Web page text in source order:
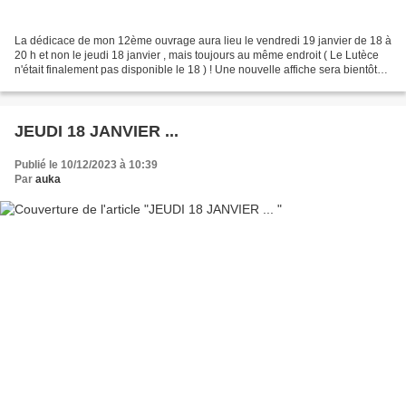
La dédicace de mon 12ème ouvrage aura lieu le vendredi 19 janvier de 18 à
20 h et non le jeudi 18 janvier , mais toujours au même endroit ( Le Lutèce
n'était finalement pas disponible le 18 ) ! Une nouvelle affiche sera bientôt
JEUDI 18 JANVIER ...
Publié le 10/12/2023 à 10:39
Par auka